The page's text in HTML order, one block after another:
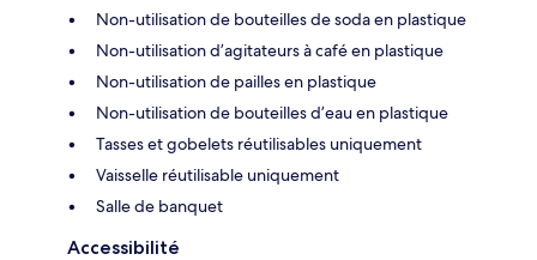
Non-utilisation de bouteilles de soda en plastique
Non-utilisation d’agitateurs à café en plastique
Non-utilisation de pailles en plastique
Non-utilisation de bouteilles d’eau en plastique
Tasses et gobelets réutilisables uniquement
Vaisselle réutilisable uniquement
Salle de banquet
Accessibilité